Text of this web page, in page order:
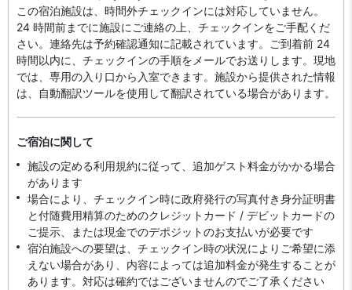
この宿泊施設は、時間外チェックインには対応していません。
24 時間前までに施設にご連絡の上、チェックインをご手配くだ
さい。連絡先は予約確認通知に記載されています。ご到着前 24
時間以内に、チェックインの手順をメールでお送りします。現地
では、専用の入り口から入室できます。施設から提供された情報
は、自動翻訳ツールを使用して翻訳されている場合があります。
ご宿泊に関して
施設の定める利用規約に従って、追加ゲスト料金がかかる場合
があります
場合により、チェックイン時に政府発行の写真付き身分証明書
と付随費用精算のためのクレジットカード / デビットカードの
ご提示、または現金でのデポジットのお支払いが必要です
宿泊施設への要望は、チェックイン時の状況によりご希望に添
えない場合があり、内容によっては追加料金が発生することが
あります。対応は確約ではございませんのでご了承ください